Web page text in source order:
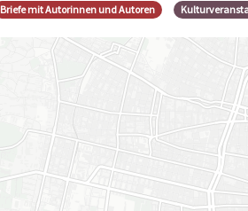
Briefe mit Autorinnen und Autoren